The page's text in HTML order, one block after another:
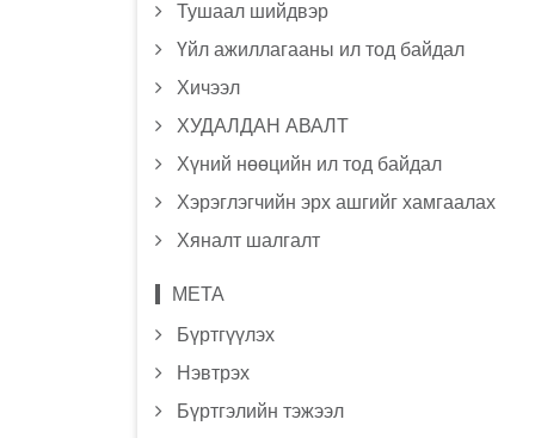
Тушаал шийдвэр
Үйл ажиллагааны ил тод байдал
Хичээл
ХУДАЛДАН АВАЛТ
Хүний нөөцийн ил тод байдал
Хэрэглэгчийн эрх ашгийг хамгаалах
Хяналт шалгалт
МЕТА
Бүртгүүлэх
Нэвтрэх
Бүртгэлийн тэжээл